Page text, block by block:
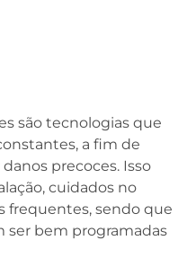
são tecnologias que
a fim de
precoces. Isso
cuidados no
frequentes, sendo que
ser bem programadas